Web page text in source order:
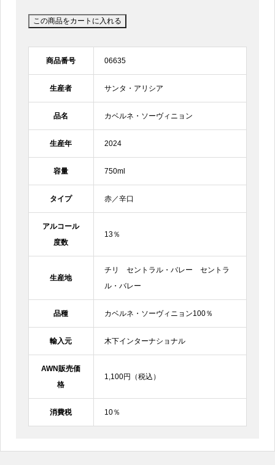
商品番号 06635
生産者 サンタ・アリシア
品名 カベルネ・ソーヴィニョン
生産年 2024
容量 750ml
タイプ 赤／辛口
アルコール
度数
13％
生産地
チリ セントラル・バレー セントラ
ル・バレー
品種 カベルネ・ソーヴィニョン100％
輸入元 木下インターナショナル
AWN販売価
格
1,100円（税込）
消費税 10％